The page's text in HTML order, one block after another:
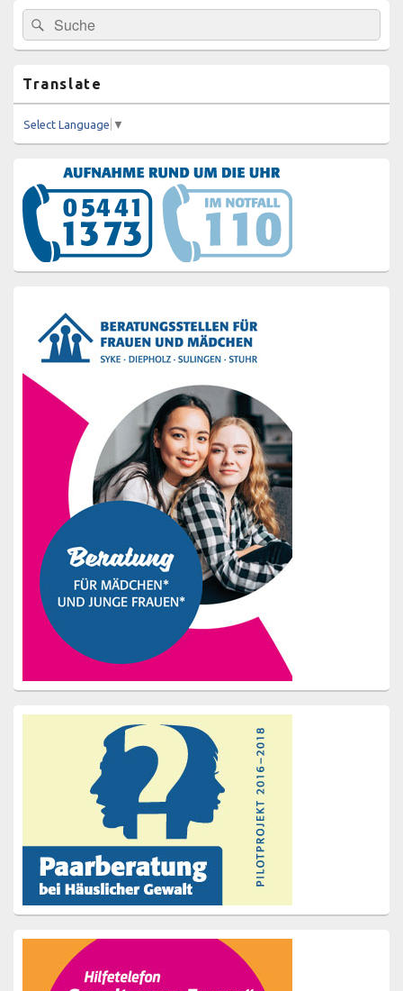
Primärer
Seitenleisten-
Widgetbereich
Suchen
nach:
Suchen
Translate
Select Language ▼